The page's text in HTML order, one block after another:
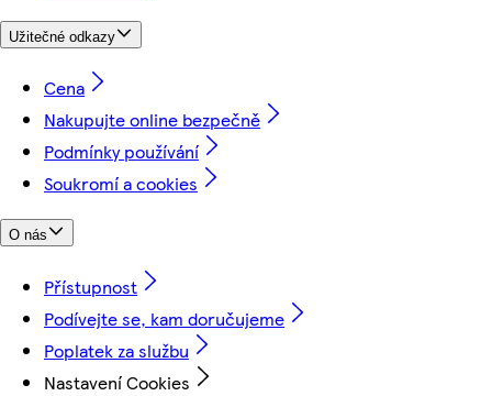
Užitečné odkazy
Cena
Nakupujte online bezpečně
Podmínky používání
Soukromí a cookies
O nás
Přístupnost
Podívejte se, kam doručujeme
Poplatek za službu
Nastavení Cookies